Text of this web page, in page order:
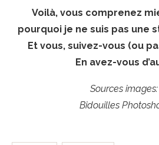
Voilà, vous comprenez
pourquoi je ne suis pas une
Et vous, suivez-vous (ou
En avez-vous
Sources
Bidouilles